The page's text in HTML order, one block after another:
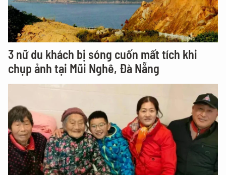
3 nữ du khách bị sóng cuốn mất tích khi
chụp ảnh tại Mũi Nghê, Đà Nẵng